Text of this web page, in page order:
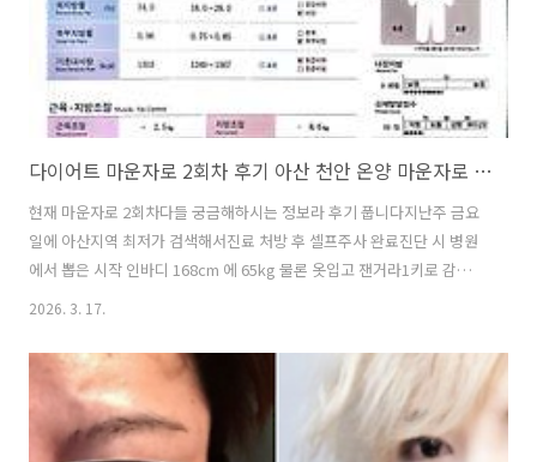
다이어트 마운자로 2회차 후기 아산 천안 온양 마운자로 최저가 진단비용 처방비용 정보 아산페이
현재 마운자로 2회차다들 궁금해하시는 정보라 후기 풉니다지난주 금요
일에 아산지역 최저가 검색해서진료 처방 후 셀프주사 완료진단 시 병원
에서 뽑은 시작 인바디 168cm 에 65kg 물론 옷입고 잰거라1키로 감안
해서3월 6일 1회차 주사 금요일 오후 5시쯤 주사현재 3월 17일 화요일
3월 7일 낮 12시에 잰 것지방량 18.3키로이게 오늘 지방량 16.4키로약
대충 2키로 지방만 빠졌고 근육량 1-2키로 빠졌다고 보면될 것 같고 근육
을 더 살리지 못하고빠진 이유는...폭팔하던 식욕을 잠재우면서가장 먼
저 하고 싶었던게 이 염증몸을 디톡스를 하고 싶었어요그래서 디톡스주
2026. 3. 17.